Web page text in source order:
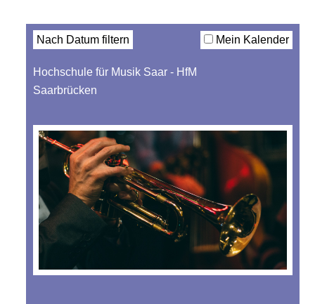
Nach Datum filtern Mein Kalender
Hochschule für Musik Saar - HfM
Saarbrücken